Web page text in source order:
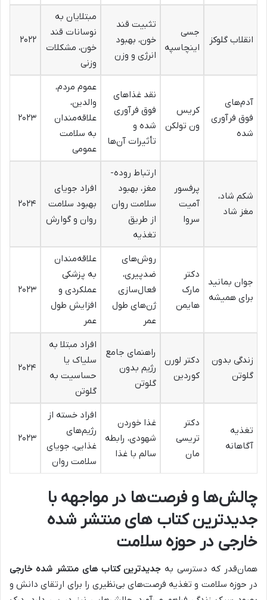
انقلاب گلوکز
جسی
اینچاسپه
تثبیت قند
خون، بهبود
انرژی و وزن
مبتلایان به
نوسانات قند
خون، مشکلات
وزنی
۲۰۲۲
آدم‌های
فوق فرآوری
شده
کریس
ون تولکن
نقد غذاهای
فوق فرآوری
شده و
تأثیرات آن‌ها
عموم مردم،
والدین،
علاقه‌مندان
به سلامت
عمومی
۲۰۲۳
شکم شاد،
مغز شاد
پرفسور
آمیت
سروا
ارتباط روده-
مغز، بهبود
سلامت روان
از طریق
تغذیه
افراد جویای
بهبود سلامت
روان و گوارش
۲۰۲۴
جوان بمانید
برای همیشه
دکتر
مارک
هایمن
روش‌های
ضدپیری،
فعال‌سازی
ژن‌های طول
عمر
علاقه‌مندان
به پزشکی
عملکردی و
افزایش طول
عمر
۲۰۲۳
زندگی بدون
گلوتن
دکتر لورن
کوردین
راهنمای جامع
رژیم بدون
گلوتن
افراد مبتلا به
سلیاک یا
حساسیت به
گلوتن
۲۰۲۴
تغذیه
آگاهانه
دکتر
تریسی
مان
غذا خوردن
شهودی، رابطه
سالم با غذا
افراد خسته از
رژیم‌های
غذایی، جویای
سلامت روان
۲۰۲۳
چالش‌ها و فرصت‌ها در مواجهه با
جدیدترین کتاب های منتشر شده
خارجی در حوزه سلامت
همان‌قدر که دسترسی به جدیدترین کتاب های منتشر شده خارجی
در حوزه سلامت و تغذیه فرصت‌های بی‌نظیری را برای ارتقای دانش و